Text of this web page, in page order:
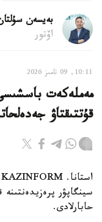
بەيسەن
اۆتور
10:11, 09 تامىز 2026
مەملەكەت
قۇتتىقتاۋ
سينگاپۋر
حابارلادى.